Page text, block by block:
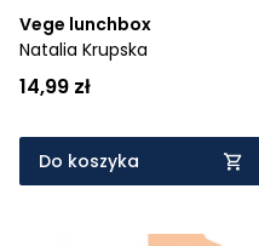
Vege lunchbox
Natalia Krupska
14,99 zł
Do koszyka